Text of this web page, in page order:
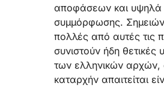
αποφάσεων και υψηλά
συμμόρφωσης.
πολλές από αυτές τις
συνιστούν ήδη θετικές
των ελληνικών αρχών,
καταρχήν απαιτείται